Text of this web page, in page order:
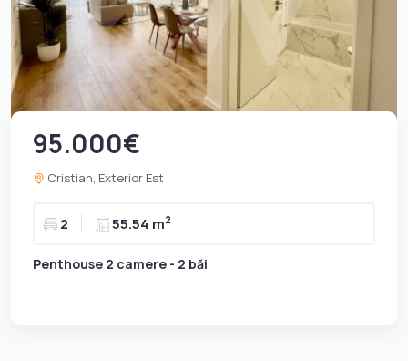
95.000€
Cristian, Exterior Est
2 55.54 m2
Penthouse 2 camere - 2 băi